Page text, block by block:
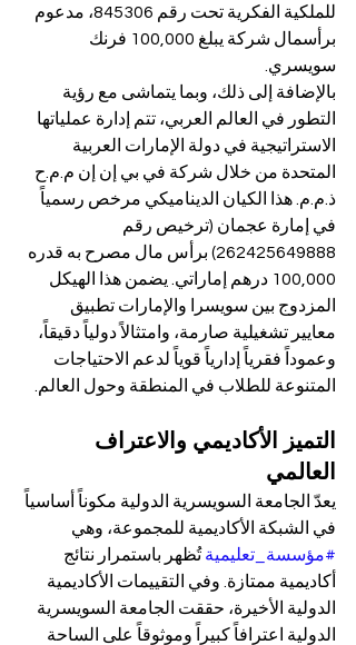
للملكية الفكرية تحت رقم 845306، مدعوم
برأسمال شركة يبلغ 100,000 فرنك
سويسري.
بالإضافة إلى ذلك، وبما يتماشى مع رؤية
التطور في العالم العربي، تتم إدارة عملياتها
الاستراتيجية في دولة الإمارات العربية
المتحدة من خلال شركة في بي إن إن م.م.ح
ذ.م.م. هذا الكيان الديناميكي مرخص رسمياً
في إمارة عجمان (ترخيص رقم
262425649888) برأس مال مصرح به قدره
100,000 درهم إماراتي. يضمن هذا الهيكل
المزدوج بين سويسرا والإمارات تطبيق
معايير تشغيلية صارمة، وامتثالاً دولياً دقيقاً،
وعموداً فقرياً إدارياً قوياً لدعم الاحتياجات
المتنوعة للطلاب في المنطقة وحول العالم.
التميز الأكاديمي والاعتراف
العالمي
يعدّ الجامعة السويسرية الدولية مكوناً أساسياً
في الشبكة الأكاديمية للمجموعة، وهي
#مؤسسة_تعليمية تُظهر باستمرار نتائج
أكاديمية ممتازة. وفي التقييمات الأكاديمية
الدولية الأخيرة، حققت الجامعة السويسرية
الدولية اعترافاً كبيراً وموثوقاً على الساحة